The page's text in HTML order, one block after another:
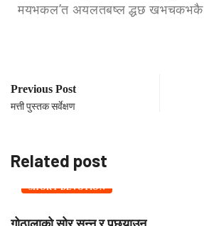
मयभकल’त अयलतबष्ल द्धछ खभचकभकै
Previous Post
मत्ती पुस्तक सर्वेक्षण
Related post
SHORT DEVOTION